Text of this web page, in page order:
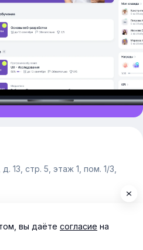
13, стр. 5, этаж 1, пом. 1/3,
бесплатный
вы даёте согласие на